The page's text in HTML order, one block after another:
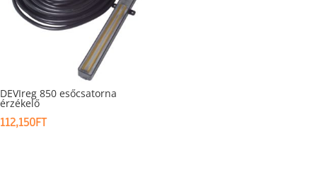
DEVIreg 850 esőcsatorna
érzékelő
112,150FT